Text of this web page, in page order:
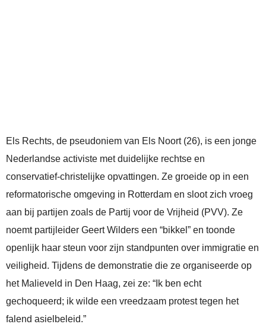
Els Rechts, de pseudoniem van Els Noort (26), is een jonge
Nederlandse activiste met duidelijke rechtse en
conservatief-christelijke opvattingen. Ze groeide op in een
reformatorische omgeving in Rotterdam en sloot zich vroeg
aan bij partijen zoals de Partij voor de Vrijheid (PVV). Ze
noemt partijleider Geert Wilders een “bikkel” en toonde
openlijk haar steun voor zijn standpunten over immigratie en
veiligheid. Tijdens de demonstratie die ze organiseerde op
het Malieveld in Den Haag, zei ze: “Ik ben echt
gechoqueerd; ik wilde een vreedzaam protest tegen het
falend asielbeleid.”